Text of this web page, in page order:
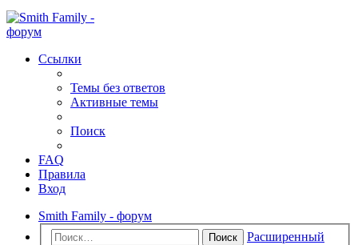
Ссылки
Темы без ответов
Активные темы
Поиск
FAQ
Правила
Вход
Smith Family - форум
Поиск
Расширенный